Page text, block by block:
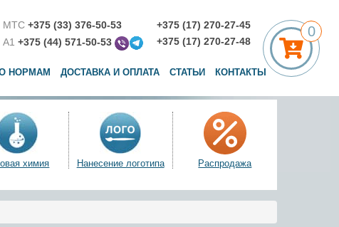
МТС +375 (33) 376-50-53
A1 +375 (44) 571-50-53
+375 (17) 270-27-45
+375 (17) 270-27-48
НОРМАМ ДОСТАВКА И ОПЛАТА СТАТЬИ КОНТАКТЫ
химия Нанесение логотипа Распродажа
0